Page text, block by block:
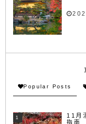
Popular Posts
11月
指南